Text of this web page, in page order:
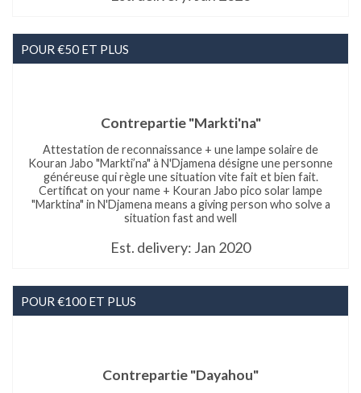
POUR €50 ET PLUS
Contrepartie "Markti'na"
Attestation de reconnaissance + une lampe solaire de
Kouran Jabo "Markti’na" à N'Djamena désigne une personne
généreuse qui règle une situation vite fait et bien fait.
Certificat on your name + Kouran Jabo pico solar lampe
"Marktina" in N'Djamena means a giving person who solve a
situation fast and well
Est. delivery: Jan 2020
POUR €100 ET PLUS
Contrepartie "Dayahou"